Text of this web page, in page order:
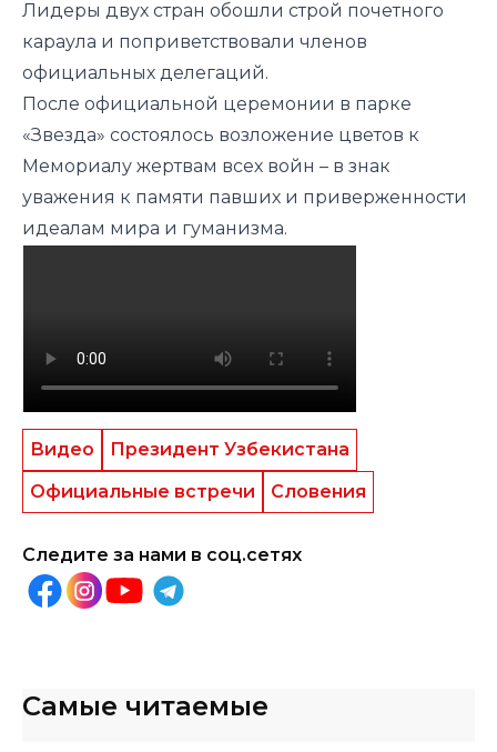
Лидеры двух стран обошли строй почетного
караула и поприветствовали членов
официальных делегаций.
После официальной церемонии в парке
«Звезда» состоялось возложение цветов к
Мемориалу жертвам всех войн – в знак
уважения к памяти павших и приверженности
идеалам мира и гуманизма.
Видео
Президент Узбекистана
Официальные встречи
Словения
Следите за нами в соц.сетях
Самые читаемые